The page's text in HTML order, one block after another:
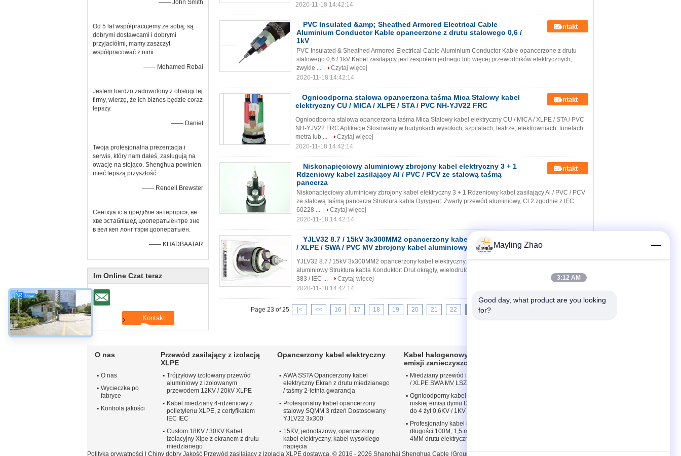
—— John Smith
Od 5 lat współpracujemy ze sobą, są
dobrymi dostawcami i dobrymi
przyjaciółmi, mamy zaszczyt
współpracować z nimi.
—— Mohamed Rebai
Jestem bardzo zadowolony z obsługi tej
firmy, wierzę, że ich biznes będzie coraz
lepszy.
—— Daniel
Twoja profesjonalna prezentacja i
serwis, który nam dałeś, zasługują na
owację na stojąco. Shenghua powinien
mieć lepszą przyszłość.
—— Rendell Brewster
Сенгхуа іс а цредібле энтерпрісэ, ве
хве эстаблішед цооператыёнтре зне
в вел кеп лонг тэрм цооператыён.
—— KHADBAATAR
Im Online Czat teraz
2020-11-18 14:42:14
PVC Insulated &amp; Sheathed Armored Electrical Cable
Aluminium Conductor Kable opancerzone z drutu stalowego 0,6 /
1kV
Kontakt
PVC Insulated & Sheathed Armored Electrical Cable Aluminium Conductor Kable opancerzone z drutu
stalowego 0,6 / 1kV Kabel zasilający jest zespołem jednego lub więcej przewodników elektrycznych,
zwykle ...
Czytaj więcej
2020-11-18 14:42:14
Ognioodporna stalowa opancerzona taśma Mica Stalowy kabel
elektryczny CU / MICA / XLPE / STA / PVC NH-YJV22 FRC
Kontakt
Ognioodporna stalowa opancerzona taśma Mica Stalowy kabel elektryczny CU / MICA / XLPE / STA / PVC
NH-YJV22 FRC Aplikacje Stosowany w budynkach wysokich, szpitalach, teatrze, elektrowniach, tunelach
metra lub ...
Czytaj więcej
2020-11-18 14:42:14
Niskonapięciowy aluminiowy zbrojony kabel elektryczny 3 + 1
Rdzeniowy kabel zasilający Al / PVC / PCV ze stalową taśmą
pancerza
Kontakt
Niskonapięciowy aluminiowy zbrojony kabel elektryczny 3 + 1 Rdzeniowy kabel zasilający Al / PVC / PCV
ze stalową taśmą pancerza Struktura kabla Dyrygent: Zwarty przewód aluminiowy, Cl.2 zgodnie z IEC
60228 ...
Czytaj więcej
2020-11-18 14:42:14
YJLV32 8.7 / 15kV 3x300MM2 opancerzony kabel elektryczny AL
/ XLPE / SWA / PVC MV zbrojony kabel aluminiowy
YJLV32 8.7 / 15kV 3x300MM2 opancerzony kabel elektryczny AL / XLPE / SWA / PVC MV zbrojony kabel
aluminiowy Struktura kabla Konduktor: Drut okrągły, wielodrutowy splatany (RM), klasa 2 wg. do HRN HD
383 / IEC ...
Czytaj więcej
2020-11-18 14:42:14
Page 23 of 25 |< << 16 17 18 19 20 21 22 24
O nas
O nas
Wycieczka po
fabryce
Kontrola jakości
Przewód zasilający z izolacją
XLPE
Trójżyłowy izolowany przewód
aluminiowy z izolowanym
przewodem 12KV / 20kV XLPE
Kabel miedziany 4-rdzeniowy z
polietylenu XLPE, z certyfikatem
IEC IEC
Custom 18KV / 30KV Kabel
izolacyjny Xlpe z ekranem z drutu
miedzianego
Opancerzony kabel elektryczny
AWA SSTA Opancerzony kabel
elektryczny Ekran z drutu miedzianego
/ taśmy 2-letnia gwarancja
Profesjonalny kabel opancerzony
stalowy SQMM 3 rdzeń Dostosowany
YJLV22 3x300
15KV, jednofazowy, opancerzony
kabel elektryczny, kabel wysokiego
napięcia
Kabel halogenowy o niskiej
emisji zanieczyszczeń
Miedziany przewód izolowany EPR
/ XLPE SWA MV LSZH 3 rdzeń
Ognioodporny kabel halogenowy o
niskiej emisji dymu Dostosowany
do 4 żył 0,6KV / 1KV
Profesjonalny kabel LSZH o
długości 100M, 1,5 mm 2,5 MM
4MM drutu elektrycznego
Polityka prywatności | Chiny dobry Jakość Przewód zasilający z izolacją XLPE dostawca. © 2016 - 2026 Shanghai Shenghua Cable (Group) Co., Ltd.. All Rights Reserved.
Mayling Zhao
3:12 AM
Good day, what product are you looking
for?